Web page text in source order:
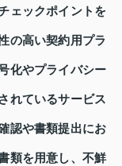
ェックポイントを
の高い契約用プラ
化やプライバシー
れているサービス
認や書類提出にお
類を用意し、不鮮